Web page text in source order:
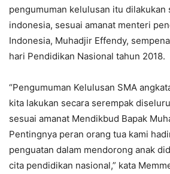
pengumuman kelulusan itu dilakukan
indonesia, sesuai amanat menteri
Indonesia, Muhadjir Effendy,
hari Pendidikan Nasional tahun 2018.
“Pengumuman Kelulusan SMA
kita lakukan secara serempak
sesuai amanat Mendikbud Bapak
Pentingnya peran orang tua kami
penguatan dalam mendorong anak
cita pendidikan nasional,” kata